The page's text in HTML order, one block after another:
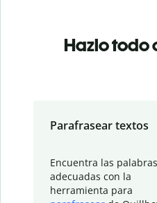
Hazlo todo
Parafrasear textos
Encuentra las palabras
adecuadas con la
herramienta para